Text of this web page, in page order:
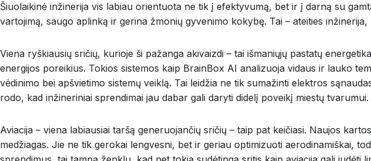
Šiuolaikinė inžinerija vis labiau orientuota ne tik į efektyvumą, bet ir į darną su
vartojimą, saugo aplinką ir gerina žmonių gyvenimo kokybę. Tai – ateities
Viena ryškiausių sričių, kurioje ši pažanga akivaizdi – tai išmaniųjų pastatų
energijos poreikius. Tokios sistemos kaip BrainBox AI analizuoja vidaus ir lauko
vėdinimo bei apšvietimo sistemų veiklą. Tai leidžia ne tik sumažinti elektros
rodo, kad inžineriniai sprendimai jau dabar gali daryti didelį poveikį miestų tvarumui.
Aviacija – viena labiausiai taršą generuojančių sričių – taip pat keičiasi. Naujos
medžiagas. Jie ne tik gerokai lengvesni, bet ir geriau optimizuoti aerodinamiškai,